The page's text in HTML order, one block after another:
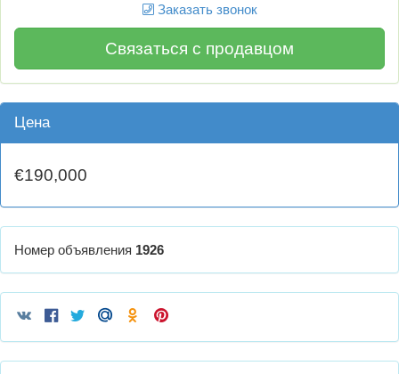
Заказать звонок
Связаться с продавцом
Цена
€190,000
Номер объявления 1926